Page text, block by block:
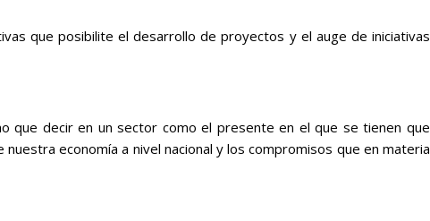
que posibilite el desarrollo de proyectos y el auge de iniciativas
que decir en un sector como el presente en el que se tienen que
economía a nivel nacional y los compromisos que en materia